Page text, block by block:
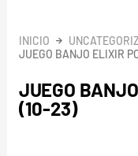
INICIO
JUEGO BANJO ELIXIR
JUEGO
(10-23)